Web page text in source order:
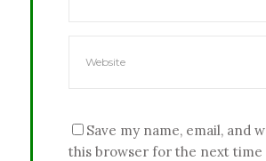
Save my name, email, and
this browser for the next time